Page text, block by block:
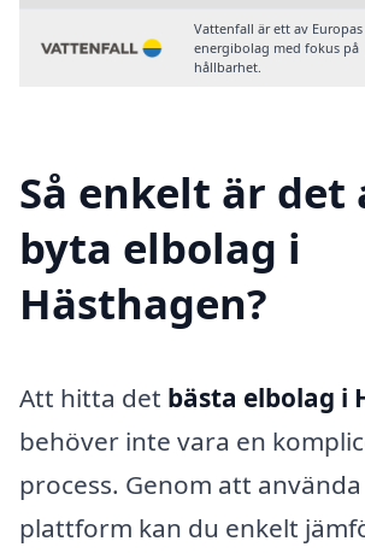
Vattenfall är ett av
energibolag med fokus på
hållbarhet.
Så enkelt är det
byta elbolag i
Hästhagen?
Att hitta det bästa elbolag i
behöver inte vara en
process. Genom att
plattform kan du enkelt